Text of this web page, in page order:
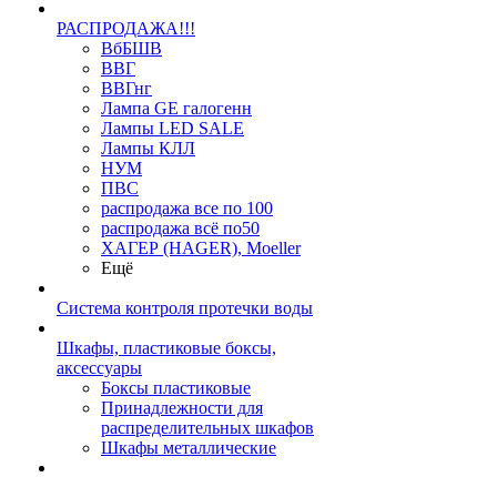
РАСПРОДАЖА!!!
ВбБШВ
ВВГ
ВВГнг
Лампа GE галогенн
Лампы LED SALE
Лампы КЛЛ
НУМ
ПВС
распродажа все по 100
распродажа всё по50
ХАГЕР (HAGER), Moeller
Ещё
Система контроля протечки воды
Шкафы, пластиковые боксы,
аксессуары
Боксы пластиковые
Принадлежности для
распределительных шкафов
Шкафы металлические